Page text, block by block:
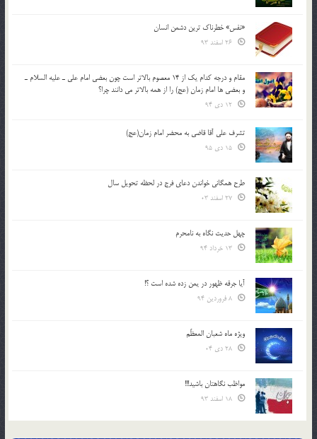
«نفس» خطرناک ترین دشمن انسان
مقام و درجه كدام يك از 14 معصوم بالاتر است چون بعضي امام علي ـ عليه السلام ـ
و بعضي ها امام زمان (عج) را از همه بالاتر مي دانند چرا؟
تشرف علي آقا قاضي به محضر امام زمان(عج)
طرح همگانی خواندن دعای فرج در لحظه تحویل سال
چهل حدیث نگاه به نامحرم
آیا جرقه ظهور در یمن زده شده است ؟!
ویژه ماه شعبان المعظّم
مواظب نگاهتان باشید!!!